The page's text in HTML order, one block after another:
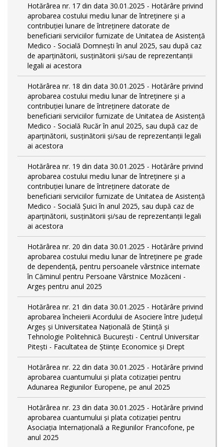
Hotărârea nr. 17 din data 30.01.2025 - Hotărâre privind
aprobarea costului mediu lunar de întreținere și a
contribuției lunare de întreținere datorate de
beneficiarii serviciilor furnizate de Unitatea de Asistență
Medico - Socială Domnești în anul 2025, sau după caz
de aparținătorii, susținătorii și/sau de reprezentanții
legali ai acestora
Hotărârea nr. 18 din data 30.01.2025 - Hotărâre privind
aprobarea costului mediu lunar de întreținere și a
contribuției lunare de întreținere datorate de
beneficiarii serviciilor furnizate de Unitatea de Asistență
Medico - Socială Rucăr în anul 2025, sau după caz de
aparținătorii, susținătorii și/sau de reprezentanții legali
ai acestora
Hotărârea nr. 19 din data 30.01.2025 - Hotărâre privind
aprobarea costului mediu lunar de întreținere și a
contribuției lunare de întreținere datorate de
beneficiarii serviciilor furnizate de Unitatea de Asistență
Medico - Socială Șuici în anul 2025, sau după caz de
aparținătorii, susținătorii și/sau de reprezentanții legali
ai acestora
Hotărârea nr. 20 din data 30.01.2025 - Hotărâre privind
aprobarea costului mediu lunar de întreţinere pe grade
de dependențǎ, pentru persoanele vârstnice internate
în Căminul pentru Persoane Vârstnice Mozăceni -
Argeș pentru anul 2025
Hotărârea nr. 21 din data 30.01.2025 - Hotărâre privind
aprobarea încheierii Acordului de Asociere între Județul
Argeș și Universitatea Națională de Știință și
Tehnologie Politehnică București - Centrul Universitar
Pitești - Facultatea de Științe Economice și Drept
Hotărârea nr. 22 din data 30.01.2025 - Hotărâre privind
aprobarea cuantumului și plata cotizației pentru
Adunarea Regiunilor Europene, pe anul 2025
Hotărârea nr. 23 din data 30.01.2025 - Hotărâre privind
aprobarea cuantumului și plata cotizației pentru
Asociația Internațională a Regiunilor Francofone, pe
anul 2025